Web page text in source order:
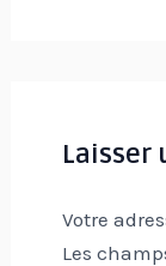
Laisser
Votre
Les